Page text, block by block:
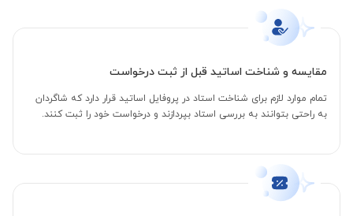
مقایسه و شناخت اساتید قبل از ثبت درخواست
تمام موارد لازم برای شناخت استاد در پروفایل اساتید قرار دارد که شاگردان
به راحتی بتوانند به بررسی استاد بپردازند و درخواست خود را ثبت کنند.